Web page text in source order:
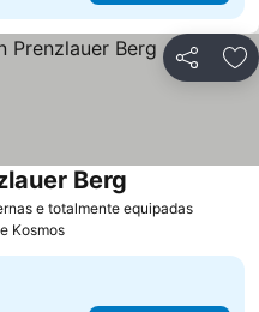
Partilhar
e totalmente equipadasVer
Berg
Kosmos